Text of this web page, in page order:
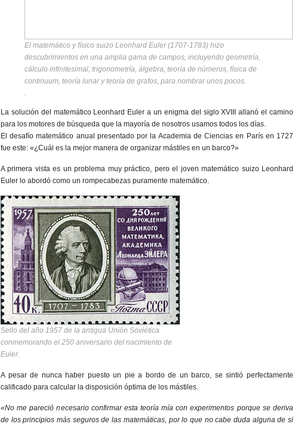
El matemático y físico suizo Leonhard Euler (1707-1783) hizo
descubrimientos en una amplia gama de campos, incluyendo geometría,
cálculo infinitesimal, trigonometría, álgebra, teoría de números, física de
continuum, teoría lunar y teoría de grafos, para nombrar unos pocos.
.
La solución del matemático Leonhard Euler a un enigma del siglo XVIII allanó el camino
para los motores de búsqueda que la mayoría de nosotros usamos todos los días.
El desafío matemático anual presentado por la Academia de Ciencias en París en 1727
fue este: «¿Cuál es la mejor manera de organizar mástiles en un barco?»
A primera vista es un problema muy práctico, pero el joven matemático suizo Leonhard
Euler lo abordó como un rompecabezas puramente matemático.
Sello del año 1957 de la antigua Unión Soviética
conmemorando el 250 aniversario del nacimiento de
Euler.
A pesar de nunca haber puesto un pie a bordo de un barco, se sintió perfectamente
calificado para calcular la disposición óptima de los mástiles.
«No me pareció necesario confirmar esta teoría mía con experimentos porque se deriva
de los principios más seguros de las matemáticas, por lo que no cabe duda alguna de si